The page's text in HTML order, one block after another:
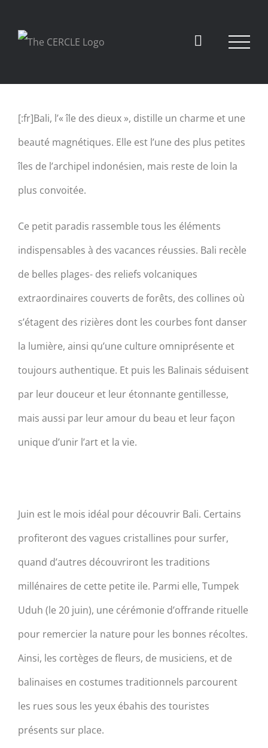
Larger
Image
[:fr]Bali, l’« île des dieux », distille un charme et une
beauté magnétiques. Elle est l’une des plus petites
îles de l’archipel indonésien, mais reste de loin la
plus convoitée.
Ce petit paradis rassemble tous les éléments
indispensables à des vacances réussies. Bali recèle
de belles plages- des reliefs volcaniques
extraordinaires couverts de forêts, des collines où
s’étagent des rizières dont les courbes font danser
la lumière, ainsi qu’une culture omniprésente et
toujours authentique. Et puis les Balinais séduisent
par leur douceur et leur étonnante gentillesse,
mais aussi par leur amour du beau et leur façon
unique d’unir l’art et la vie.
Juin est le mois idéal pour découvrir Bali. Certains
profiteront des vagues cristallines pour surfer,
quand d’autres découvriront les traditions
millénaires de cette petite ile. Parmi elle, Tumpek
Uduh (le 20 juin), une cérémonie d’offrande rituelle
pour remercier la nature pour les bonnes récoltes.
Ainsi, les cortèges de fleurs, de musiciens, et de
balinaises en costumes traditionnels parcourent
les rues sous les yeux ébahis des touristes
présents sur place.